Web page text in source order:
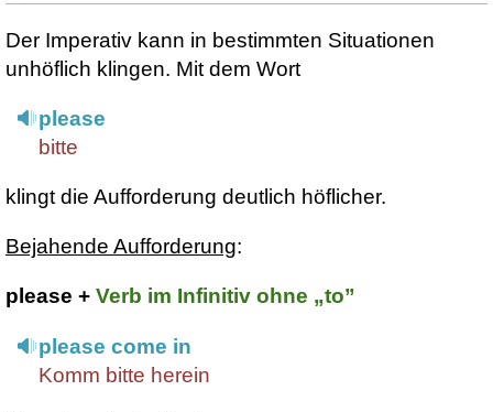
Der Imperativ kann in bestimmten Situationen
unhöflich klingen. Mit dem Wort
please
bitte
klingt die Aufforderung deutlich höflicher.
Bejahende Aufforderung:
please + Verb im Infinitiv ohne „to”
please come in
Komm bitte herein